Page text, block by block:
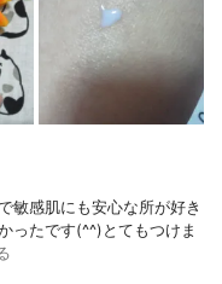
敏感肌にも安心な所が好き
ったです(^^)とてもつけま